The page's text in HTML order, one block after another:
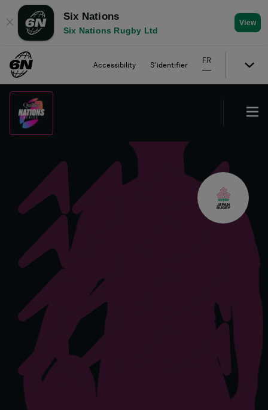
✕
Six Nations
Six Nations Rugby Ltd
View
Accessibility S'identifier
FR